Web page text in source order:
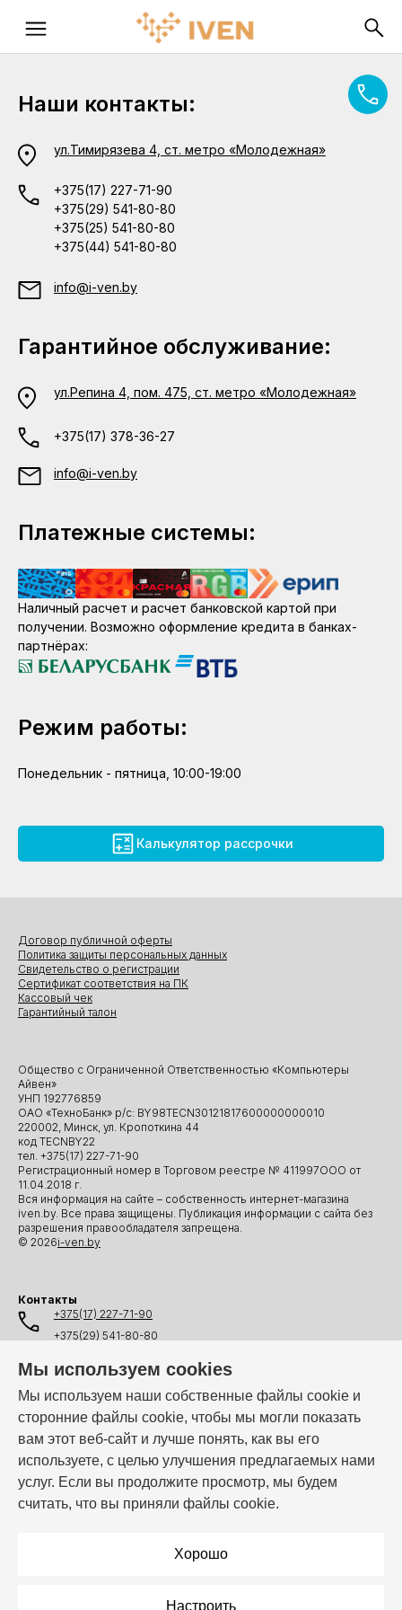
Мы используем cookies
Мы используем наши собственные файлы cookie и
сторонние файлы cookie, чтобы мы могли показать
вам этот веб-сайт и лучше понять, как вы его
используете, с целью улучшения предлагаемых нами
услуг. Если вы продолжите просмотр, мы будем
считать, что вы приняли файлы cookie.
Хорошо
Настроить
Наши контакты:
ул.Тимирязева 4, ст. метро «Молодежная»
+375(17) 227-71-90
+375(29) 541-80-80
+375(25) 541-80-80
+375(44) 541-80-80
info@i-ven.by
Гарантийное обслуживание:
ул.Репина 4, пом. 475, ст. метро «Молодежная»
+375(17) 378-36-27
info@i-ven.by
Платежные системы:
Наличный расчет и расчет банковской картой при
получении. Возможно оформление кредита в банках-
партнёрах:
Режим работы:
Понедельник - пятница, 10:00-19:00
Калькулятор рассрочки
Общество с Ограниченной Ответственностью «Компьютеры
Айвен»
УНП 192776859
ОАО «ТехноБанк» р/с: BY98TECN30121817600000000010
220002, Минск, ул. Кропоткина 44
код TECNBY22
тел. +375(17) 227-71-90
Регистрационный номер в Торговом реестре № 411997ООО от
11.04.2018 г.
Вся информация на сайте – собственность интернет-магазина
iven.by. Все права защищены. Публикация информации с сайта без
разрешения правообладателя запрещена.
© 2026i-ven.by
Договор публичной оферты
Политика защиты персональных данных
Свидетельство о регистрации
Сертификат соответствия на ПК
Кассовый чек
Гарантийный талон
Контакты
+375(17) 227-71-90
+375(29) 541-80-80
+375(44) 541-80-80
info@i-ven.by
Мы в мессенджерах:
Режим работы: Пн–Пт: 10:00 – 19:00